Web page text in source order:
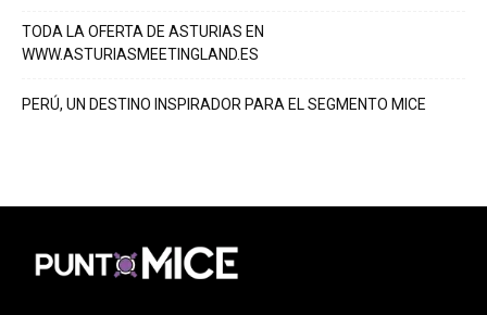
TODA LA OFERTA DE ASTURIAS EN
WWW.ASTURIASMEETINGLAND.ES
PERÚ, UN DESTINO INSPIRADOR PARA EL SEGMENTO MICE